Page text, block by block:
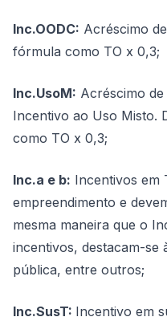
Inc.OODC: Acréscimo
fórmula como TO x 0,3;
Inc.UsoM: Acréscimo
Incentivo ao Uso Misto.
como TO x 0,3;
Inc.a e b: Incentivos em
empreendimento e
mesma maneira que o
incentivos, destacam-se
pública, entre outros;
Inc.SusT: Incentivo em